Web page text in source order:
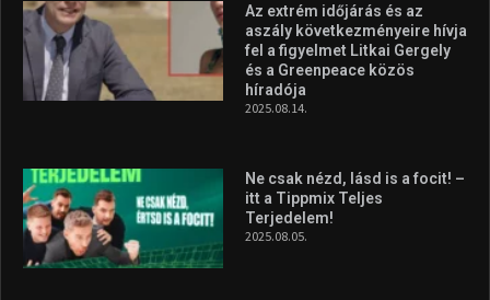
Az extrém időjárás és az
aszály következményeire hívja
fel a figyelmet Litkai Gergely
és a Greenpeace közös
híradója
2025.08.14.
Ne csak nézd, lásd is a focit! –
itt a Tippmix Teljes
Terjedelem!
2025.08.05.